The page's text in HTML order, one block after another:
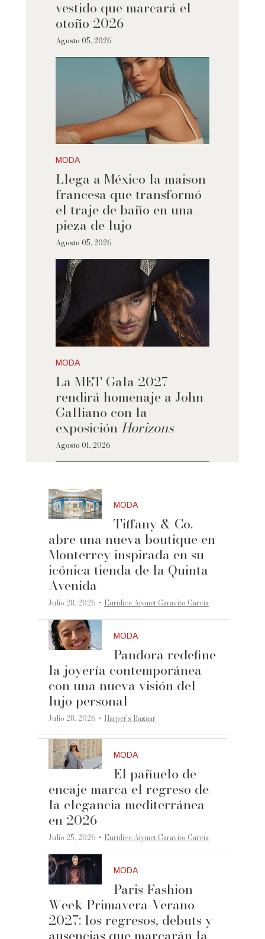
vestido que marcará el
otoño 2026
Agosto 05, 2026
MODA
Llega a México la maison
francesa que transformó
el traje de baño en una
pieza de lujo
Agosto 05, 2026
MODA
La MET Gala 2027
rendirá homenaje a John
Galliano con la
exposición Horizons
Agosto 01, 2026
MODA
Tiffany & Co.
abre una nueva boutique en
Monterrey inspirada en su
icónica tienda de la Quinta
Avenida
Julio 28, 2026 ·Eurídice Aiymet Garavito García
MODA
Pandora redefine
la joyería contemporánea
con una nueva visión del
lujo personal
Julio 28, 2026 ·Harper’s Bazaar
MODA
El pañuelo de
encaje marca el regreso de
la elegancia mediterránea
en 2026
Julio 25, 2026 ·Eurídice Aiymet Garavito García
MODA
Paris Fashion
Week Primavera-Verano
2027: los regresos, debuts y